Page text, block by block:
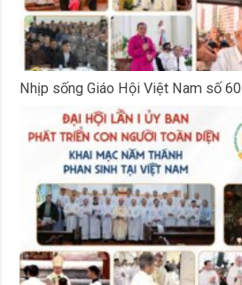
Nhịp sống Giáo Hội Việt Nam số 60